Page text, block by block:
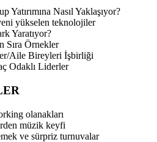
Yatırımına Nasıl Yaklaşıyor?
yükselen teknolojiler
Yaratıyor?
Sıra Örnekler
Aile Bireyleri İşbirliği
Odaklı Liderler
olanakları
müzik keyfi
ve sürpriz turnuvalar